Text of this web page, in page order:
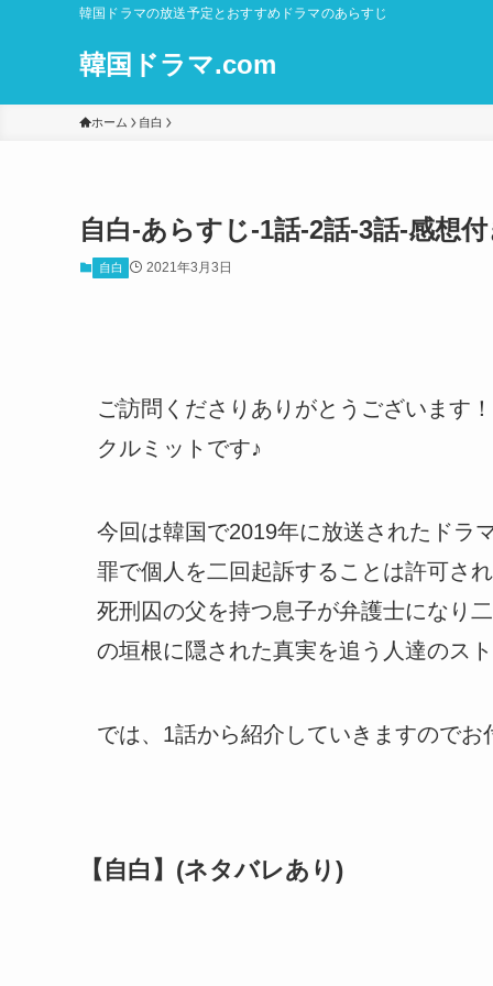
韓国ドラマの放送予定とおすすめドラマのあらすじ
韓国ドラマ.com
ホーム 自白
自白-あらすじ-1話-2話-3話-感想
自白 2021年3月3日
ご訪問くださりありがとうございます！
クルミットです♪
今回は韓国で2019年に放送されたドラ
罪で個人を二回起訴することは許可さ
死刑囚の父を持つ息子が弁護士になり
の垣根に隠された真実を追う人達のス
では、1話から紹介していきますのでお
【自白】(ネタバレあり)